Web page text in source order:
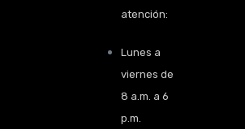
atención:
Lunes a
viernes de
8 a.m. a 6
p.m.